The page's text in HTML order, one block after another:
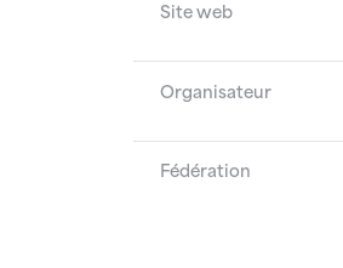
Site web
Organisateur
Fédération